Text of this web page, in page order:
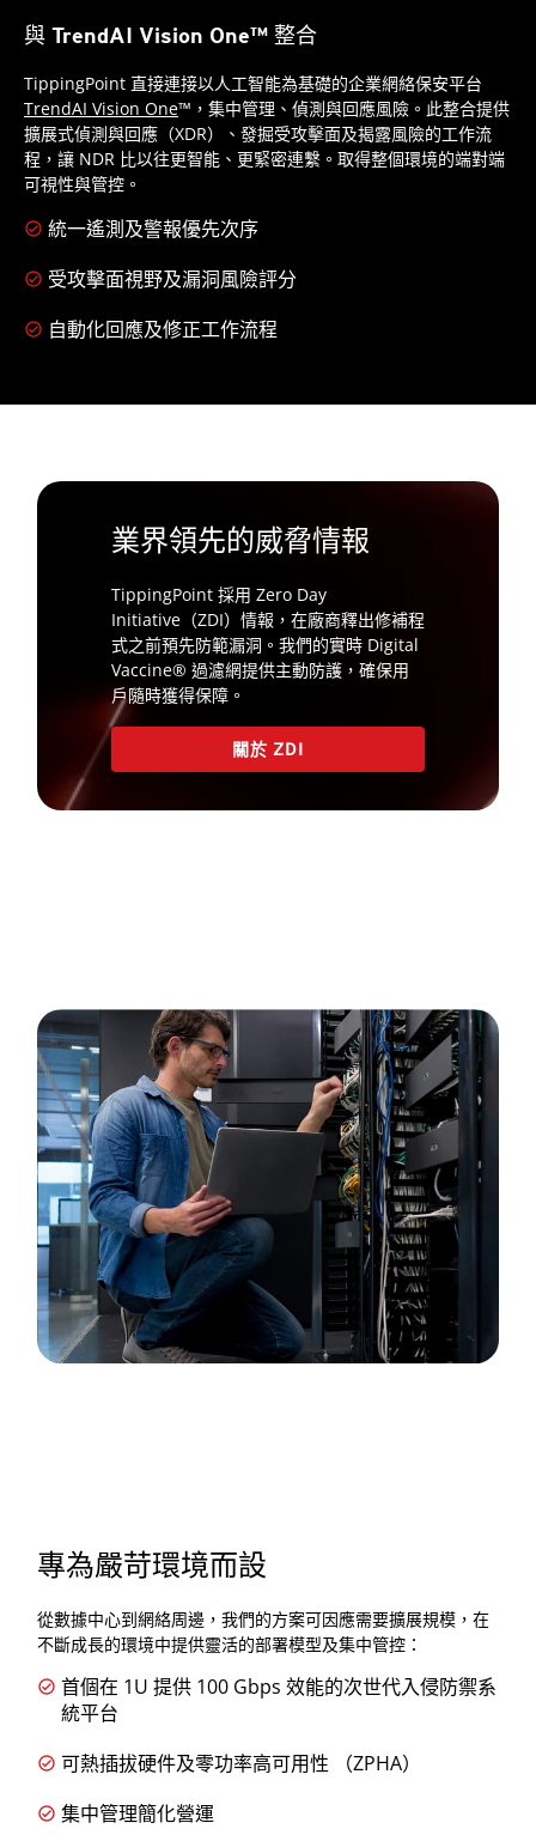
與 TrendAI Vision One™ 整合
TippingPoint 直接連接以人工智能為基礎的企業網絡保安平台
TrendAI Vision One™，集中管理、偵測與回應風險。此整合提供
擴展式偵測與回應（XDR）、發掘受攻擊面及揭露風險的工作流
程，讓 NDR 比以往更智能、更緊密連繫。取得整個環境的端對端
可視性與管控。
統一遙測及警報優先次序
受攻擊面視野及漏洞風險評分
自動化回應及修正工作流程
業界領先的威脅情報
TippingPoint 採用 Zero Day
Initiative（ZDI）情報，在廠商釋出修補程
式之前預先防範漏洞。我們的實時 Digital
Vaccine® 過濾網提供主動防護，確保用
戶隨時獲得保障。
關於 ZDI
專為嚴苛環境而設
從數據中心到網絡周邊，我們的方案可因應需要擴展規模，在
不斷成長的環境中提供靈活的部署模型及集中管控：
首個在 1U 提供 100 Gbps 效能的次世代入侵防禦系
統平台
可熱插拔硬件及零功率高可用性 （ZPHA）
集中管理簡化營運